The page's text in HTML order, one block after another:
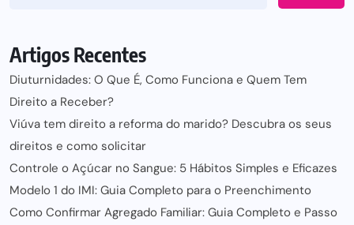
Artigos Recentes
Diuturnidades: O Que É, Como Funciona e Quem Tem
Direito a Receber?
Viúva tem direito a reforma do marido? Descubra os seus
direitos e como solicitar
Controle o Açúcar no Sangue: 5 Hábitos Simples e Eficazes
Modelo 1 do IMI: Guia Completo para o Preenchimento
Como Confirmar Agregado Familiar: Guia Completo e Passo